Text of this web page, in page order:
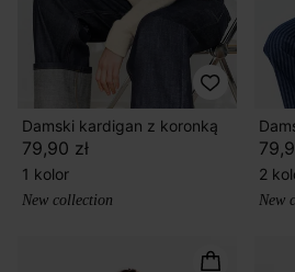
Damski kardigan z koronką
79,90 zł
1 kolor
New collection
2